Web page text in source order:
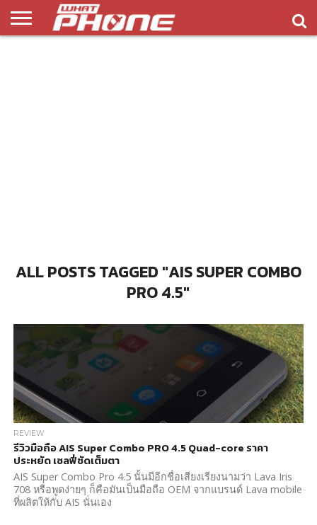
ALL POSTS TAGGED "AIS SUPER COMBO
PRO 4.5"
REVIEW
รีวิวมือถือ AIS Super Combo PRO 4.5 Quad-core ราคา
ประหยัด เซลฟี่ชัดเต็มตา
AIS Super Combo Pro 4.5 นั้นมีอีกชื่อเสียงเรียงนามว่า Lava Iris
708 หรือพูดง่ายๆ ก็คือมันเป็นมือถือ OEM จากแบรนด์ Lava mobile
ที่ผลิตให้กับ AIS นั่นเอง